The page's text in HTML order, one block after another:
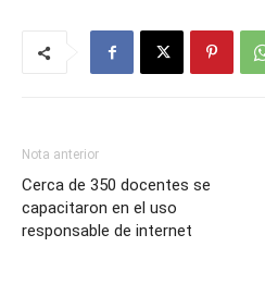
Nota anterior
Cerca de 350 docentes se
capacitaron en el uso
responsable de internet